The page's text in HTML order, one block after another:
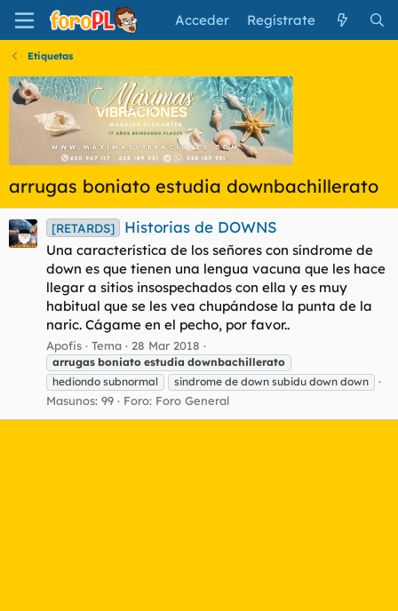
Acceder Regístrate
Etiquetas
arrugas boniato estudia downbachillerato
[RETARDS] Historias de DOWNS
Una característica de los señores con síndrome de
down es que tienen una lengua vacuna que les hace
llegar a sitios insospechados con ella y es muy
habitual que se les vea chupándose la punta de la
naric. Cágame en el pecho, por favor..
Apofis Tema 28 Mar 2018
arrugas boniato estudia downbachillerato
hediondo subnormal
sindrome de down subidu down down
Masunos: 99 Foro: Foro General